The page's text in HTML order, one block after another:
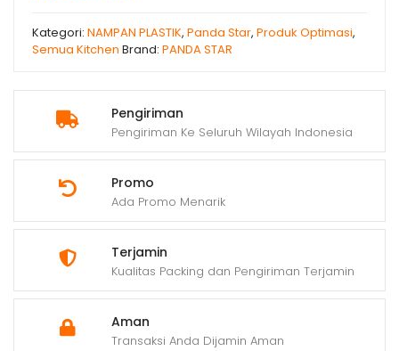
Pengiriman
Pengiriman Ke Seluruh Wilayah Indonesia
Promo
Ada Promo Menarik
Terjamin
Kualitas Packing dan Pengiriman Terjamin
Aman
Transaksi Anda Dijamin Aman
Kategori: NAMPAN PLASTIK, Panda Star, Produk Optimasi,
Semua Kitchen Brand: PANDA STAR